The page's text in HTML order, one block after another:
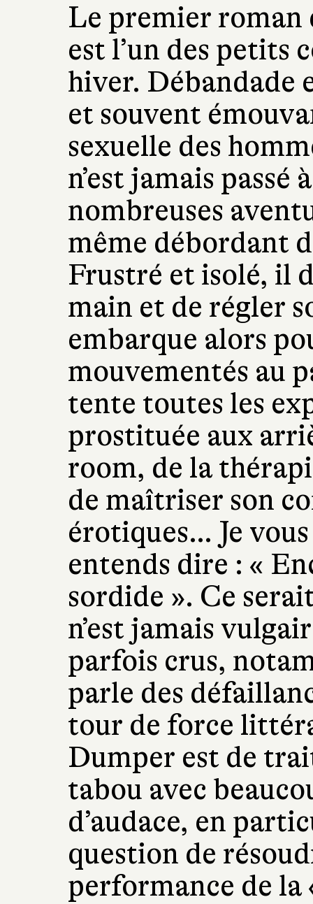
Le premier roman
est l’un des petits
hiver. Débandade
et souvent
sexuelle des
n’est jamais passé
nombreuses
même débordant
Frustré et isolé, il
main et de régler
embarque alors
mouvementés au
tente toutes les
prostituée aux
room, de la
de maîtriser son
érotiques… Je
entends dire : «
sordide ». Ce
n’est jamais
parfois crus,
parle des
tour de force
Dumper est de
tabou avec
d’audace, en
question de
performance de la